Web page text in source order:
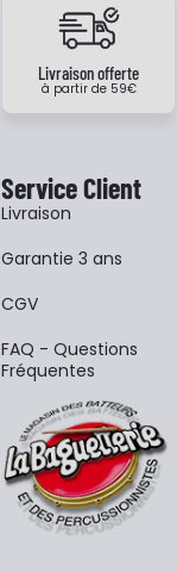
Livraison offerte
à partir de 59€
Service Client
Livraison
Garantie 3 ans
CGV
FAQ - Questions
Fréquentes